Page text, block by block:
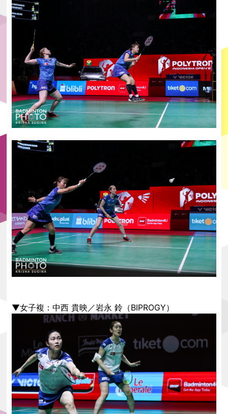
▼女子複：中西 貴映／岩永 鈴（BIPROGY）